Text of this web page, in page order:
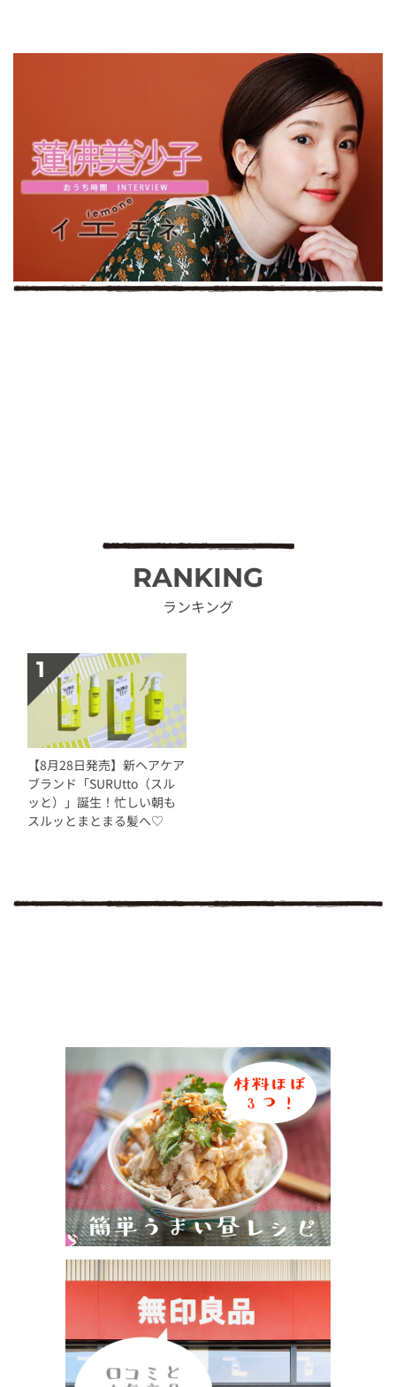
RANKING
ランキング
【8月28日発売】新ヘアケア
ブランド「SURUtto（スル
ッと）」誕生！忙しい朝も
スルッとまとまる髪へ♡